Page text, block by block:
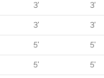
3' 3'
3' 3'
5' 5'
5' 5'